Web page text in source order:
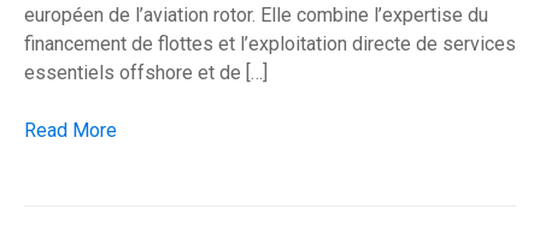
européen de l’aviation rotor. Elle combine l’expertise du
financement de flottes et l’exploitation directe de services
essentiels offshore et de […]
GDHF-NHV : le rachat qui accélère la consolidation du ciel
Read More